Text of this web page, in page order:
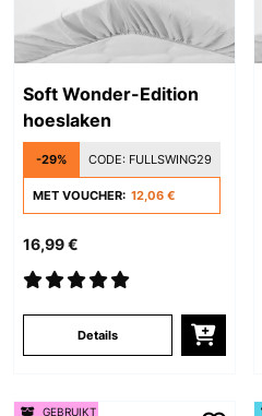
Soft Wonder-Edition
hoeslaken
-29% CODE: FULLSWING29
MET VOUCHER: 12,06 €
16,99 €
Details
GEBRUIKT